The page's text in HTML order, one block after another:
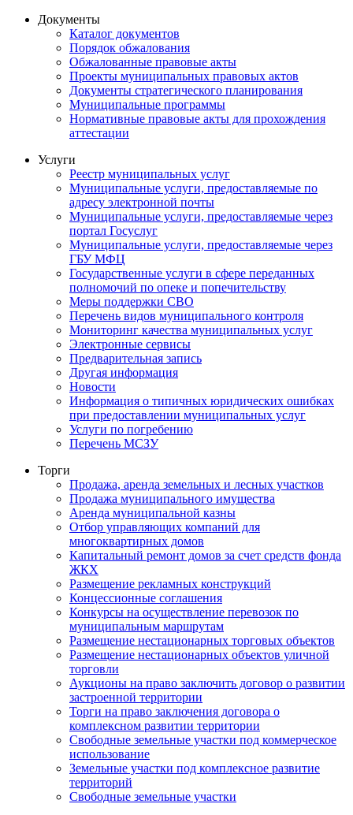
Документы
Каталог документов
Порядок обжалования
Обжалованные правовые акты
Проекты муниципальных правовых актов
Документы стратегического планирования
Муниципальные программы
Нормативные правовые акты для прохождения
аттестации
Услуги
Реестр муниципальных услуг
Муниципальные услуги, предоставляемые по
адресу электронной почты
Муниципальные услуги, предоставляемые через
портал Госуслуг
Муниципальные услуги, предоставляемые через
ГБУ МФЦ
Государственные услуги в сфере переданных
полномочий по опеке и попечительству
Меры поддержки СВО
Перечень видов муниципального контроля
Мониторинг качества муниципальных услуг
Электронные сервисы
Предварительная запись
Другая информация
Новости
Информация о типичных юридических ошибках
при предоставлении муниципальных услуг
Услуги по погребению
Перечень МСЗУ
Торги
Продажа, аренда земельных и лесных участков
Продажа муниципального имущества
Аренда муниципальной казны
Отбор управляющих компаний для
многоквартирных домов
Капитальный ремонт домов за счет средств фонда
ЖКХ
Размещение рекламных конструкций
Концессионные соглашения
Конкурсы на осуществление перевозок по
муниципальным маршрутам
Размещение нестационарных торговых объектов
Размещение нестационарных объектов уличной
торговли
Аукционы на право заключить договор о развитии
застроенной территории
Торги на право заключения договора о
комплексном развитии территории
Свободные земельные участки под коммерческое
использование
Земельные участки под комплексное развитие
территорий
Свободные земельные участки